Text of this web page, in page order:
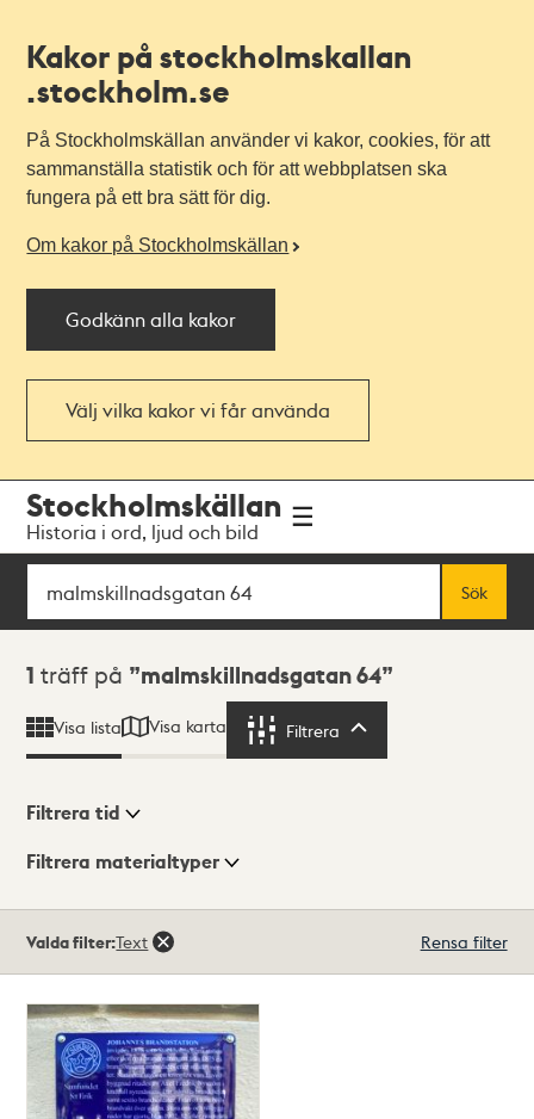
Kakor på stockholmskallan
.stockholm.se
På Stockholmskällan använder vi kakor, cookies, för att
sammanställa statistik och för att webbplatsen ska
fungera på ett bra sätt för dig.
Om kakor på Stockholmskällan
Godkänn alla kakor
Välj vilka kakor vi får använda
navigationen
huvudinnehållet
Stockholmskällan
Historia i ord, ljud och bild
Sök
Sök
Sökresultat
1 träff på malmskillnadsgatan 64
Visa lista Visa karta Filtrera
Visningsläge
Filtrera tid
Filtrera materialtyper
träffar
Valda filter:Text Rensa filter